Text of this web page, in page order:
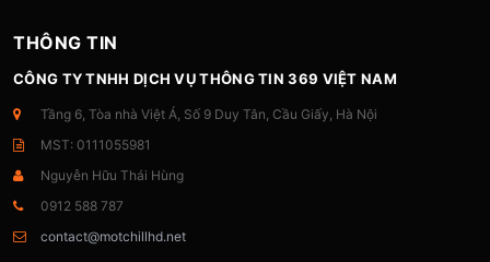
THÔNG TIN
CÔNG TY TNHH DỊCH VỤ THÔNG TIN 369 VIỆT NAM
Tầng 6, Tòa nhà Việt Á, Số 9 Duy Tân, Cầu Giấy, Hà Nội
MST: 0111055981
Nguyễn Hữu Thái Hùng
0912 588 787
contact@motchillhd.net